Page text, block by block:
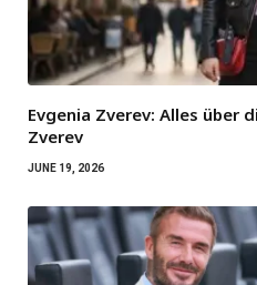
Evgenia Zverev: Alles über
Zverev
JUNE 19, 2026